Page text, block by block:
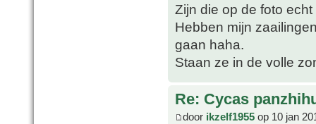
Zijn die op de foto
Hebben mijn
gaan haha.
Staan ze in de volle
Re: Cycas
door ikzelf1955 op 10 jan